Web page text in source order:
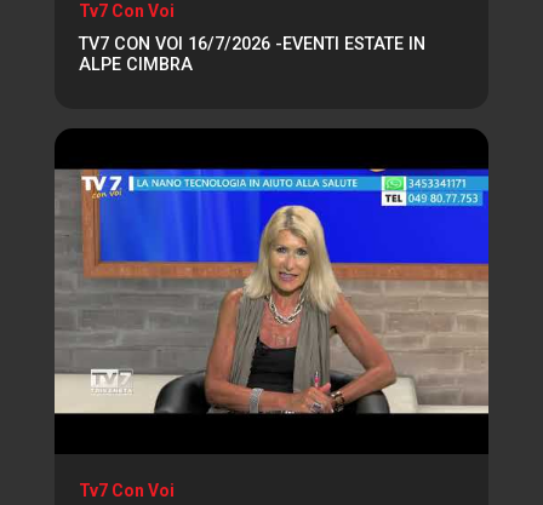
Tv7 Con Voi
TV7 CON VOI 16/7/2026 -EVENTI ESTATE IN
ALPE CIMBRA
Tv7 Con Voi